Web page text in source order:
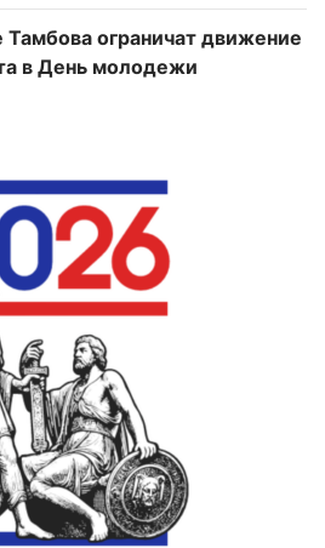
Тамбова ограничат движение
в День молодежи